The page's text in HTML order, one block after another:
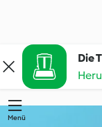
Die
Menü